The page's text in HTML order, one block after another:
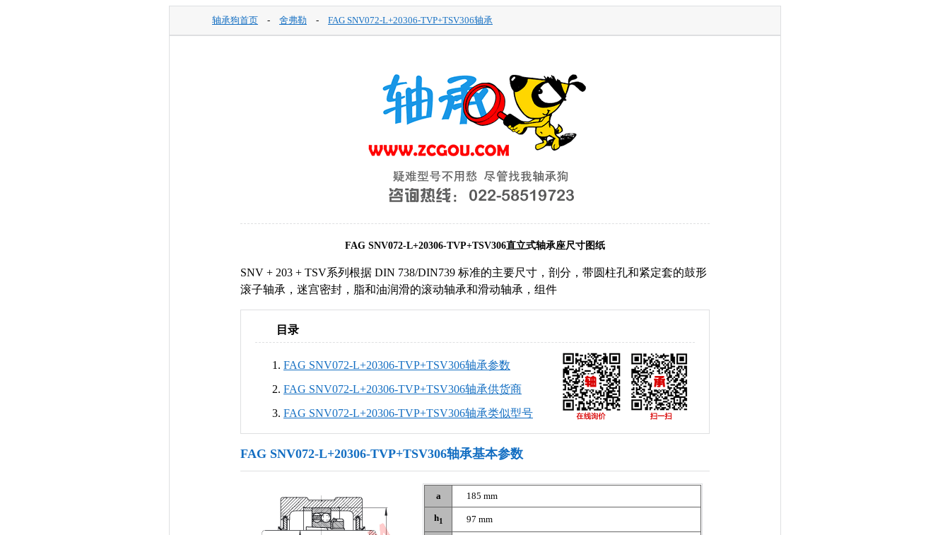
轴承狗首页 - 舍弗勒 - FAG SNV072-L+20306-TVP+TSV306轴承
FAG SNV072-L+20306-TVP+TSV306直立式轴承座尺寸图纸
SNV + 203 + TSV系列根据 DIN 738/DIN739 标准的主要尺寸，剖分，带圆柱孔和紧定套的鼓形
滚子轴承，迷宫密封，脂和油润滑的滚动轴承和滑动轴承，组件
目录
FAG SNV072-L+20306-TVP+TSV306轴承参数
FAG SNV072-L+20306-TVP+TSV306轴承供货商
FAG SNV072-L+20306-TVP+TSV306轴承类似型号
FAG SNV072-L+20306-TVP+TSV306轴承基本参数
a 185 mm
h1 97 mm